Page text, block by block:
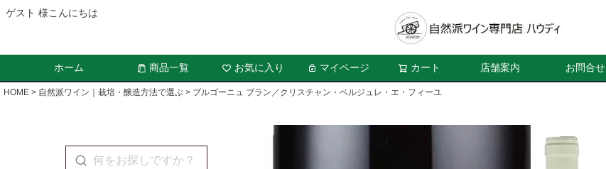
ゲスト 様こんにちは
ホーム 商品一覧 お気に入り マイページ カート 店舗案内 お問合せ
HOME 自然派ワイン｜栽培・醸造方法で選ぶ ブルゴーニュ ブラン／クリスチャン・ベルジュレ・エ・フィーユ